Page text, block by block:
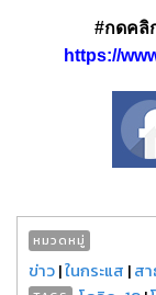
#กดคลิ
https://
หมวดหมู่
ข่าว|ในกระแส |ส